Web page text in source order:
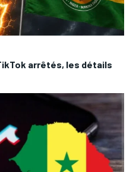
arrêtés, les détails